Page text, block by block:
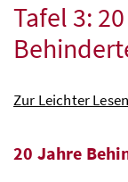
Tafel 3:
Zur Leichter
20 Jahre